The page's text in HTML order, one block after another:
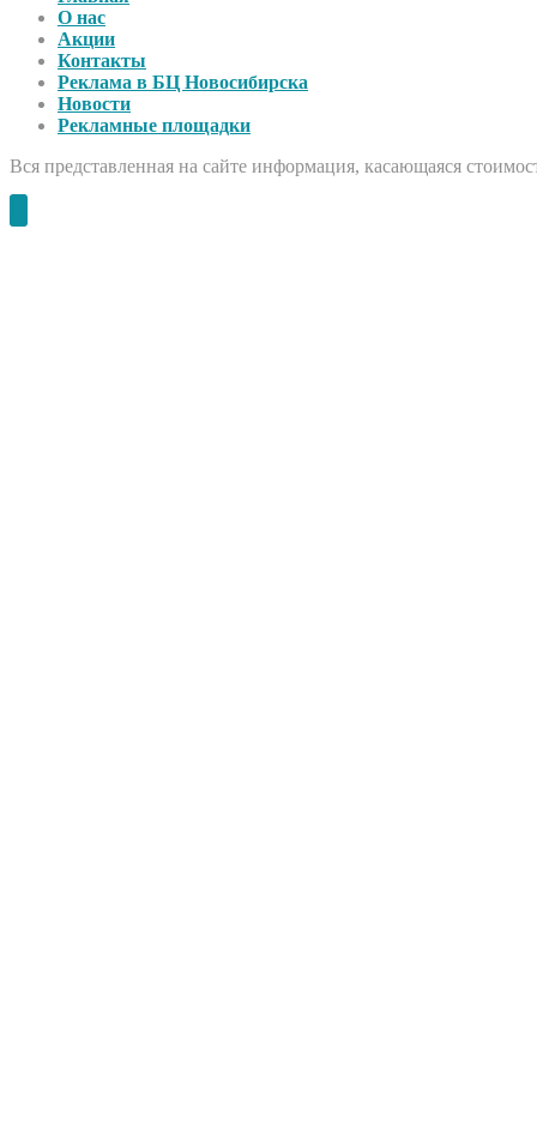
О нас
Акции
Контакты
Реклама в БЦ Новосибирска
Новости
Рекламные площадки
Вся представленная на сайте информация, касающаяся